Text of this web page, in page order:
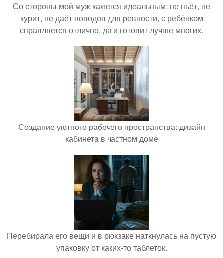
Со стороны мой муж кажется идеальным: не пьёт, не
курит, не даёт поводов для ревности, с ребёнком
справляется отлично, да и готовит лучше многих.
Создание уютного рабочего пространства: дизайн
кабинета в частном доме
Перебирала его вещи и в рюкзаке наткнулась на пустую
упаковку от каких-то таблеток.